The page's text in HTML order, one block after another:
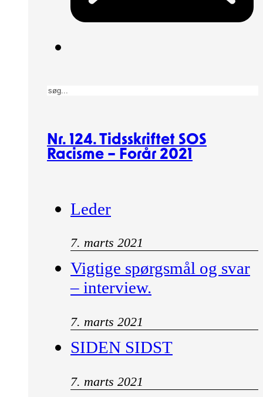
Søg
Nr. 124. Tidsskriftet SOS
Racisme – Forår 2021
Leder
7. marts 2021
Vigtige spørgsmål og svar
– interview.
7. marts 2021
SIDEN SIDST
7. marts 2021